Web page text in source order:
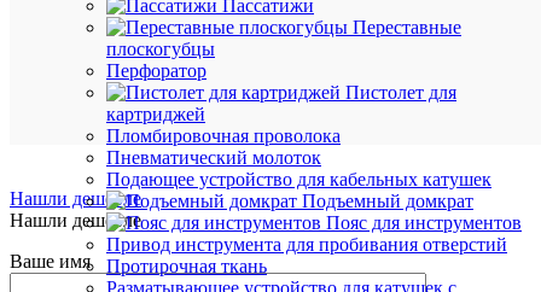
Пассатижи
Переставные
плоскогубцы
Перфоратор
Пистолет для
картриджей
Пломбировочная проволока
Пневматический молоток
Подающее устройство для кабельных катушек
Подъемный домкрат
Пояс для инструментов
Привод инструмента для пробивания отверстий
Протирочная ткань
Разматывающее устройство для катушек с
Нашли дешевле
Нашли дешевле
Ваше имя